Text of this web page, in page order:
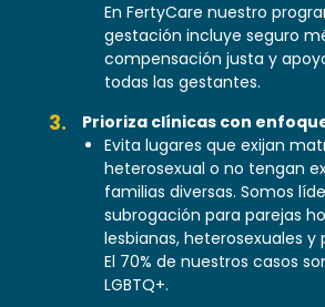
En FertyCare nuestro
gestación incluye seguro
compensación justa y
todas las gestantes.
Prioriza clínicas con enfoque
Evita lugares que exijan
heterosexual o no tengan
familias diversas. Somos
subrogación para parejas
lesbianas, heterosexuales y
El 70% de nuestros casos
LGBTQ+.